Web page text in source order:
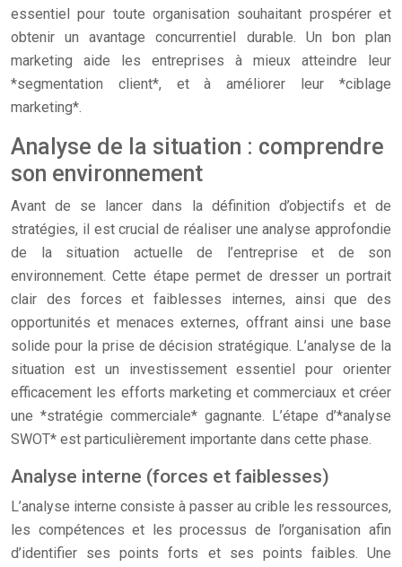
essentiel pour toute organisation souhaitant prospérer et
obtenir un avantage concurrentiel durable. Un bon plan
marketing aide les entreprises à mieux atteindre leur
*segmentation client*, et à améliorer leur *ciblage
marketing*.
Analyse de la situation : comprendre
son environnement
Avant de se lancer dans la définition d’objectifs et de
stratégies, il est crucial de réaliser une analyse approfondie
de la situation actuelle de l’entreprise et de son
environnement. Cette étape permet de dresser un portrait
clair des forces et faiblesses internes, ainsi que des
opportunités et menaces externes, offrant ainsi une base
solide pour la prise de décision stratégique. L’analyse de la
situation est un investissement essentiel pour orienter
efficacement les efforts marketing et commerciaux et créer
une *stratégie commerciale* gagnante. L’étape d’*analyse
SWOT* est particulièrement importante dans cette phase.
Analyse interne (forces et faiblesses)
L’analyse interne consiste à passer au crible les ressources,
les compétences et les processus de l’organisation afin
d’identifier ses points forts et ses points faibles. Une